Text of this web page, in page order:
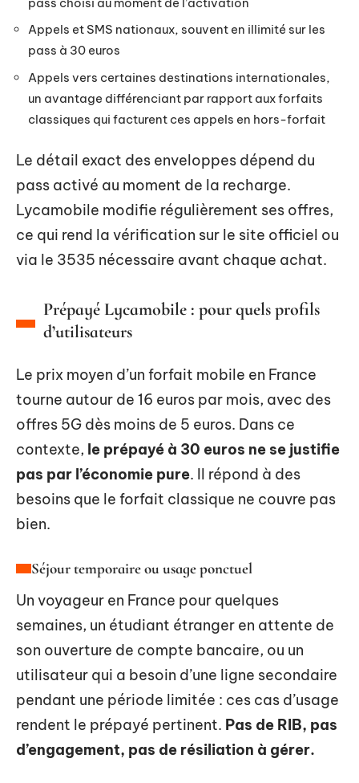
Appels et SMS nationaux, souvent en illimité sur les
pass à 30 euros
Appels vers certaines destinations internationales,
un avantage différenciant par rapport aux forfaits
classiques qui facturent ces appels en hors-forfait
Le détail exact des enveloppes dépend du
pass activé au moment de la recharge.
Lycamobile modifie régulièrement ses offres,
ce qui rend la vérification sur le site officiel ou
via le 3535 nécessaire avant chaque achat.
Prépayé Lycamobile : pour quels profils
d’utilisateurs
Le prix moyen d’un forfait mobile en France
tourne autour de 16 euros par mois, avec des
offres 5G dès moins de 5 euros. Dans ce
contexte, le prépayé à 30 euros ne se justifie
pas par l’économie pure. Il répond à des
besoins que le forfait classique ne couvre pas
bien.
Séjour temporaire ou usage ponctuel
Un voyageur en France pour quelques
semaines, un étudiant étranger en attente de
son ouverture de compte bancaire, ou un
utilisateur qui a besoin d’une ligne secondaire
pendant une période limitée : ces cas d’usage
rendent le prépayé pertinent. Pas de RIB, pas
d’engagement, pas de résiliation à gérer.